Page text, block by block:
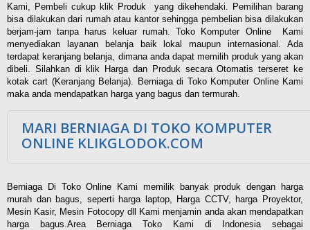
Kami, Pembeli cukup klik Produk yang dikehendaki. Pemilihan barang
bisa dilakukan dari rumah atau kantor sehingga pembelian bisa dilakukan
berjam-jam tanpa harus keluar rumah. Toko Komputer Online Kami
menyediakan layanan belanja baik lokal maupun internasional. Ada
terdapat keranjang belanja, dimana anda dapat memilih produk yang akan
dibeli. Silahkan di klik Harga dan Produk secara Otomatis terseret ke
kotak cart (Keranjang Belanja). Berniaga di Toko Komputer Online Kami
maka anda mendapatkan harga yang bagus dan termurah.
MARI BERNIAGA DI TOKO KOMPUTER
ONLINE KLIKGLODOK.COM
Berniaga Di Toko Online Kami memilik banyak produk dengan harga
murah dan bagus, seperti harga laptop, Harga CCTV, harga Proyektor,
Mesin Kasir, Mesin Fotocopy dll Kami menjamin anda akan mendapatkan
harga bagus.Area Berniaga Toko Kami di Indonesia sebagai